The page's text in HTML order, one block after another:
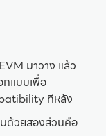
มาวาง แล้ว
แบบเพื่อ
ทีหลัง
ด้วยสองส่วนคือ